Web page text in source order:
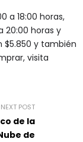
a 18:00 horas,
20:00 horas y
$5.850 y también
visita
NEXT POST
de la
de